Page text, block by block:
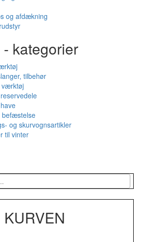
og afdækning
kategorier
tilbehør
værktøj
befæstelse
og skurvognsartikler
til vinter